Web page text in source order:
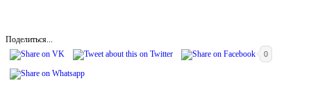
Поделиться...
0